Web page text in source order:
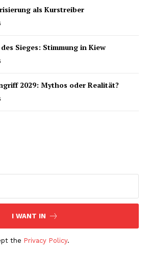
als Kurstreiber
Sieges: Stimmung in Kiew
2029: Mythos oder Realität?
I WANT IN
the Privacy Policy.